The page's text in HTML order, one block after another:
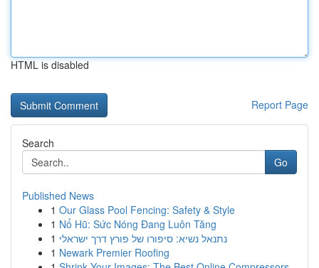
HTML is disabled
Report Page
Search
Go
Published News
1 Our Glass Pool Fencing: Safety & Style
1 Nổ Hũ: Sức Nóng Đang Luôn Tăng
1 נתנאל נשיא: סיפורו של פורץ דרך ישראלי
1 Newark Premier Roofing